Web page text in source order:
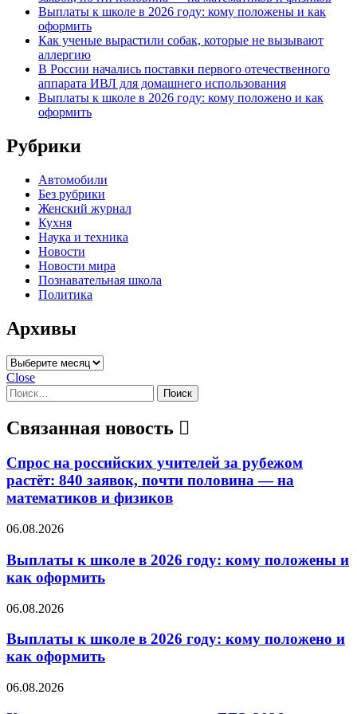
Выплаты к школе в 2026 году: кому положены и как
оформить
Как ученые вырастили собак, которые не вызывают
аллергию
В России начались поставки первого отечественного
аппарата ИВЛ для домашнего использования
Выплаты к школе в 2026 году: кому положено и как
оформить
Рубрики
Автомобили
Без рубрики
Женский журнал
Кухня
Наука и техника
Новости
Новости мира
Познавательная школа
Политика
Архивы
Архивы
Close
Найти:
Связанная новость
Спрос на российских учителей за рубежом
растёт: 840 заявок, почти половина — на
математиков и физиков
06.08.2026
Выплаты к школе в 2026 году: кому положены и
как оформить
06.08.2026
Выплаты к школе в 2026 году: кому положено и
как оформить
06.08.2026